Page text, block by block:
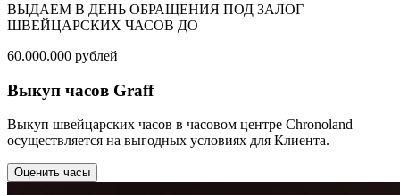
ВЫДАЕМ В ДЕНЬ ОБРАЩЕНИЯ ПОД ЗАЛОГ
ШВЕЙЦАРСКИХ ЧАСОВ ДО
60.000.000 рублей
Выкуп часов Graff
Выкуп швейцарских часов в часовом центре Chronoland
осуществляется на выгодных условиях для Клиента.
Оценить часы